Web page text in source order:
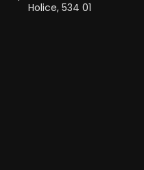
Holice, 534 01